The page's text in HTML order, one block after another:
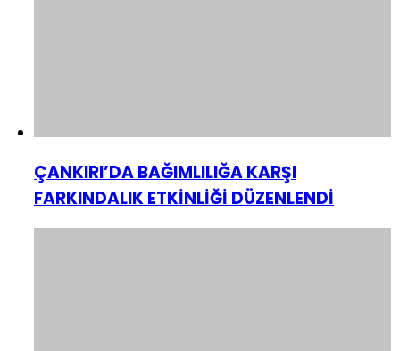
ÇANKIRI’DA BAĞIMLILIĞA KARŞI
FARKINDALIK ETKİNLİĞİ DÜZENLENDİ